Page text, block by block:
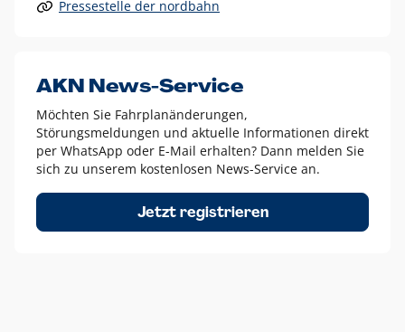
Alle anderen Logo-Varianten dürfen nur in Ausnahmefällen
Diese Ausnahmen sind zum Beispiel:
dem AKN Blau,
weißes Logo auf Fotohintergründen,
schwarzes Logo für reine Schwarz-Weiß-Umsetzungen
Um das Logo herum muss ein Schutzraum von jeweils einer
Höhe bzw. Breite des N aus AKN in alle Richtungen
Pressestelle der nordbahn
AKN News-Service
Möchten Sie Fahrplanänderungen,
Störungsmeldungen und aktuelle Informationen direkt
per WhatsApp oder E-Mail erhalten? Dann melden Sie
sich zu unserem kostenlosen News-Service an.
Jetzt registrieren